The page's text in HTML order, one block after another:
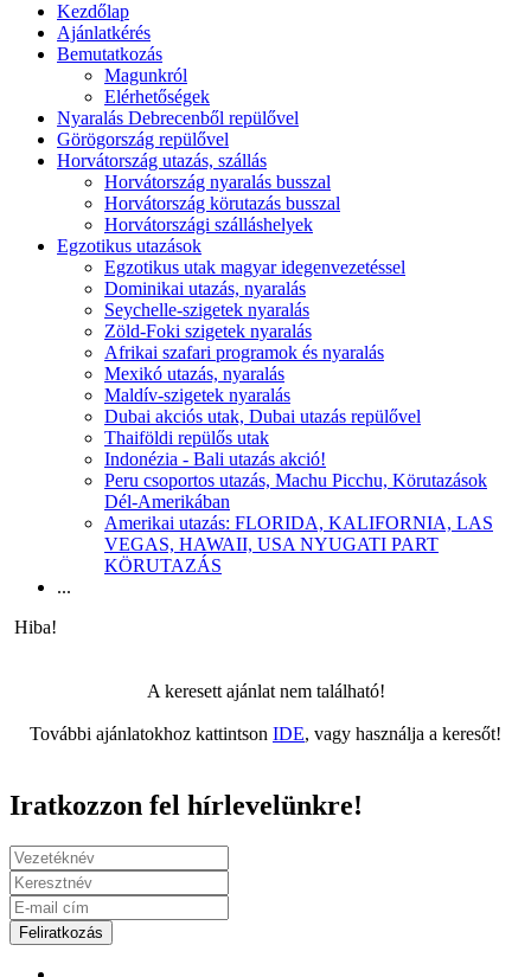
Kezdőlap
Ajánlatkérés
Bemutatkozás
Magunkról
Elérhetőségek
Nyaralás Debrecenből repülővel
Görögország repülővel
Horvátország utazás, szállás
Horvátország nyaralás busszal
Horvátország körutazás busszal
Horvátországi szálláshelyek
Egzotikus utazások
Egzotikus utak magyar idegenvezetéssel
Dominikai utazás, nyaralás
Seychelle-szigetek nyaralás
Zöld-Foki szigetek nyaralás
Afrikai szafari programok és nyaralás
Mexikó utazás, nyaralás
Maldív-szigetek nyaralás
Dubai akciós utak, Dubai utazás repülővel
Thaiföldi repülős utak
Indonézia - Bali utazás akció!
Peru csoportos utazás, Machu Picchu, Körutazások
Dél-Amerikában
Amerikai utazás: FLORIDA, KALIFORNIA, LAS
VEGAS, HAWAII, USA NYUGATI PART
KÖRUTAZÁS
...
Hiba!
A keresett ajánlat nem található!
További ajánlatokhoz kattintson IDE, vagy használja a keresőt!
Iratkozzon fel hírlevelünkre!
Feliratkozás